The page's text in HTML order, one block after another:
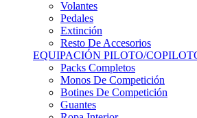
Extinción
Resto De Accesorios
EQUIPACIÓN PILOTO/COPILOTO
Packs Completos
Monos De Competición
Botines De Competición
Guantes
Ropa Interior
Cascos